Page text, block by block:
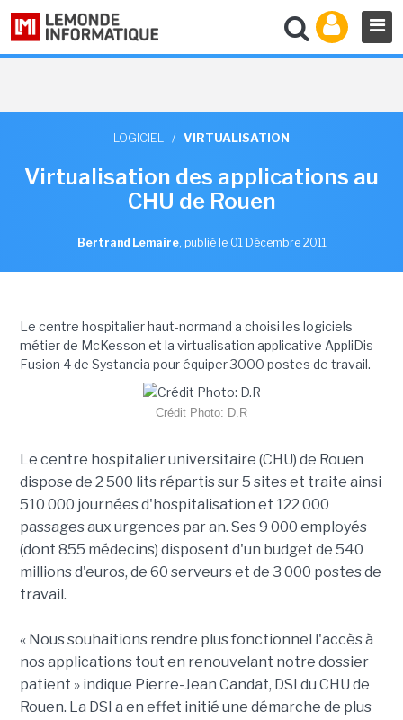
LOGICIEL / VIRTUALISATION
Virtualisation des applications au
CHU de Rouen
Bertrand Lemaire, publié le 01 Décembre 2011
Le centre hospitalier haut-normand a choisi les logiciels
métier de McKesson et la virtualisation applicative AppliDis
Fusion 4 de Systancia pour équiper 3000 postes de travail.
Crédit Photo: D.R
Le centre hospitalier universitaire (CHU) de Rouen
dispose de 2 500 lits répartis sur 5 sites et traite ainsi
510 000 journées d'hospitalisation et 122 000
passages aux urgences par an. Ses 9 000 employés
(dont 855 médecins) disposent d'un budget de 540
millions d'euros, de 60 serveurs et de 3 000 postes de
travail.
« Nous souhaitions rendre plus fonctionnel l'accès à
nos applications tout en renouvelant notre dossier
patient » indique Pierre-Jean Candat, DSI du CHU de
Rouen. La DSI a en effet initié une démarche de plus